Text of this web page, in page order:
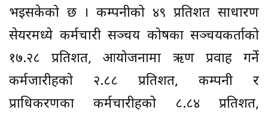
भइसकेको छ । कम्पनीको ४९ प्रतिशत साधारण
सेयरमध्ये कर्मचारी सञ्चय कोषका सञ्चयकर्ताको
१७.२८ प्रतिशत, आयोजनामा ऋण प्रवाह गर्ने
कर्मजारीहरुको २.८८ प्रतिशत, कम्पनी र
प्राधिकरणका कर्मचारीहरुको ८.८४ प्रतिशत,